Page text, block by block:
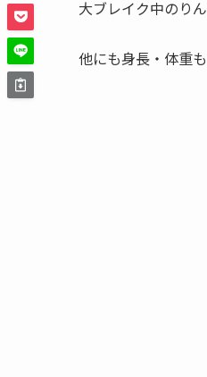
大ブレイク中のり
他にも身長・体重も